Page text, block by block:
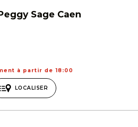
Sage Caen
à partir de 18:00
LOCALISER